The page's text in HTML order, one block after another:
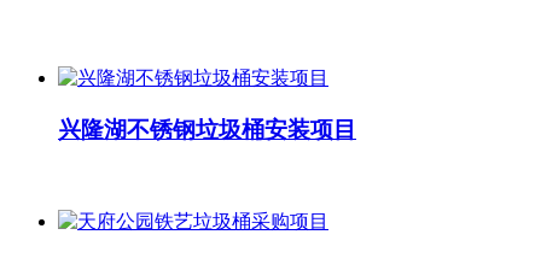
兴隆湖不锈钢垃圾桶安装项目